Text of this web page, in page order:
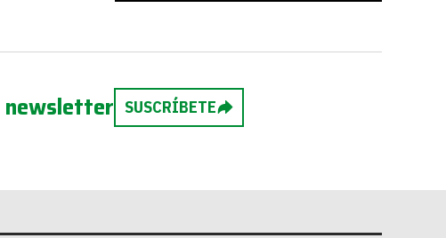
newsletter SUSCRÍBETE